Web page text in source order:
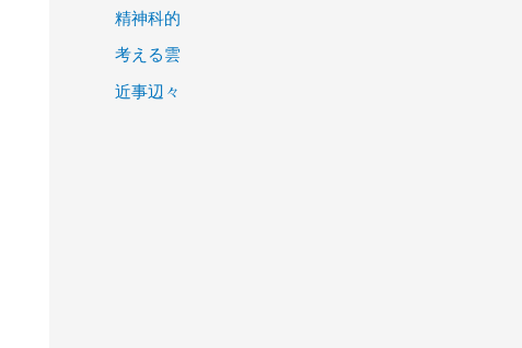
精神科的
考える雲
近事辺々